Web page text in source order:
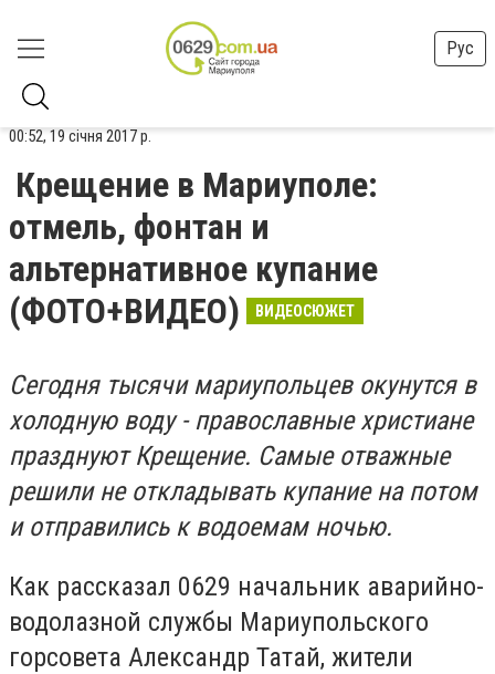
Рус
00:52, 19 січня 2017 р.
Крещение в Мариуполе:
отмель, фонтан и
альтернативное купание
(ФОТО+ВИДЕО)
ВИДЕОСЮЖЕТ
Сегодня тысячи мариупольцев окунутся в
холодную воду - православные христиане
празднуют Крещение. Самые отважные
решили не откладывать купание на потом
и отправились к водоемам ночью.
Как рассказал 0629 начальник аварийно-
водолазной службы Мариупольского
горсовета Александр Татай, жители